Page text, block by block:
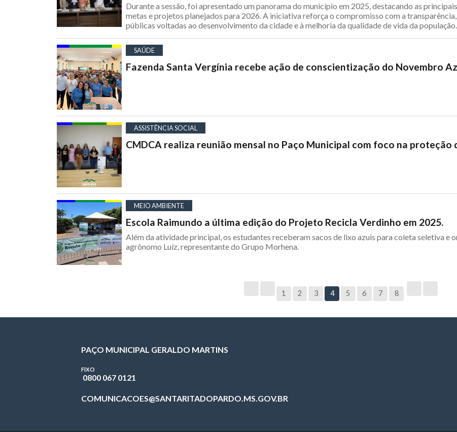
Durante a sessão, foi apresentado um panorama do município em 2025, destacando as
metas e projetos planejados para 2026. A iniciativa reforça o compromisso com a
públicas voltadas ao desenvolvimento da cidade e à melhoria da qualidade de vida da população.
SAÚDE
Fazenda Santa Vergínia recebe ação de conscientização do Novembro
ASSISTÊNCIA SOCIAL
CMDCA realiza reunião mensal no Paço Municipal com foco na proteção
MEIO AMBIENTE
Escola Raimundo a última edição do Projeto Recicla Verdinho em 2025.
Além da atividade principal, os estudantes receberam sacos de lixo azuis para coleta seletiva e
agrônomo Luíz, representante do Grupo Morhena.
1 2 3 4 5 6 7 8
PAÇO MUNICIPAL GERALDO MARTINS
FIXO
0800 067 0121
COMUNICACOES@SANTARITADOPARDO.MS.GOV.BR